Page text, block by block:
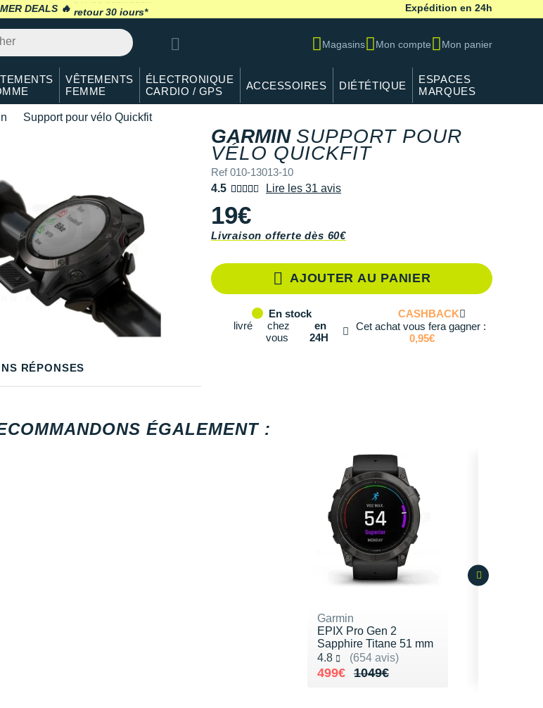
DEALS 🔥 retour 30 jours* Expédition en 24h
Magasins Mon compte Mon panier
VÊTEMENTS
FEMME
ÉLECTRONIQUE
CARDIO / GPS
ACCESSOIRES DIÉTÉTIQUE
ESPACES
MARQUES
Support pour vélo Quickfit
GARMIN SUPPORT POUR
VÉLO QUICKFIT
Ref 010-13013-10
4.5
Lire les 31 avis
19€
Livraison offerte dès 60€
AJOUTER AU PANIER
En stock
livré
chez
vous
en
24H
CASHBACK
Cet achat vous fera gagner :
0,95€
RÉPONSES
ÉGALEMENT :
Garmin
EPIX Pro Gen 2
Sapphire Titane 51 mm
4.8
(654 avis)
Noté 4.8 sur 5
1049€
Au lieu de 1049€
499€
Vendu 499€